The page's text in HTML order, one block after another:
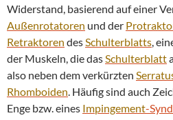
Widerstand, basierend auf einer
Außenrotatoren und der
Retraktoren desSchulterblatts,
der Muskeln, die dasSchulterblatt
also neben dem verkürzten
Rhomboiden. Häufig sind auch
Enge bzw. eines Impingement-